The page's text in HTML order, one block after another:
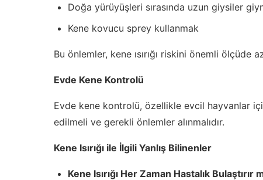
Doğa yürüyüşleri sırasında uzun giysiler
Kene kovucu sprey kullanmak
Bu önlemler, kene ısırığı riskini önemli ölçüde
Evde Kene Kontrolü
Evde kene kontrolü, özellikle evcil hayvanlar
edilmeli ve gerekli önlemler alınmalıdır.
Kene Isırığı ile İlgili Yanlış Bilinenler
Kene Isırığı Her Zaman Hastalık Bulaştırır